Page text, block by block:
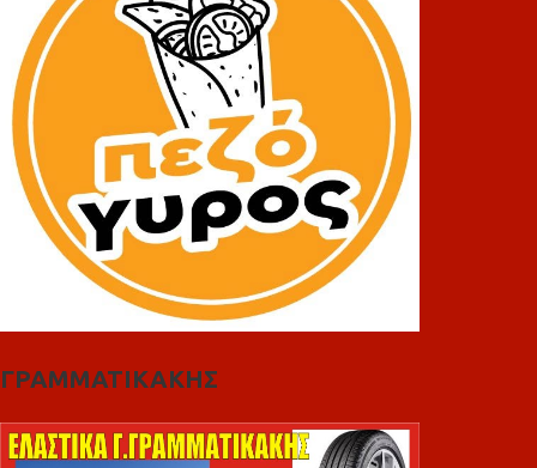
ΓΡΑΜΜΑΤΙΚΑΚΗΣ